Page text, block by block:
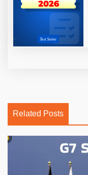
Related Posts